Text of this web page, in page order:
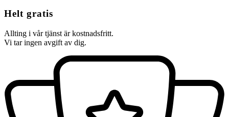
Helt gratis
Allting i vår tjänst är kostnadsfritt.
Vi tar ingen avgift av dig.